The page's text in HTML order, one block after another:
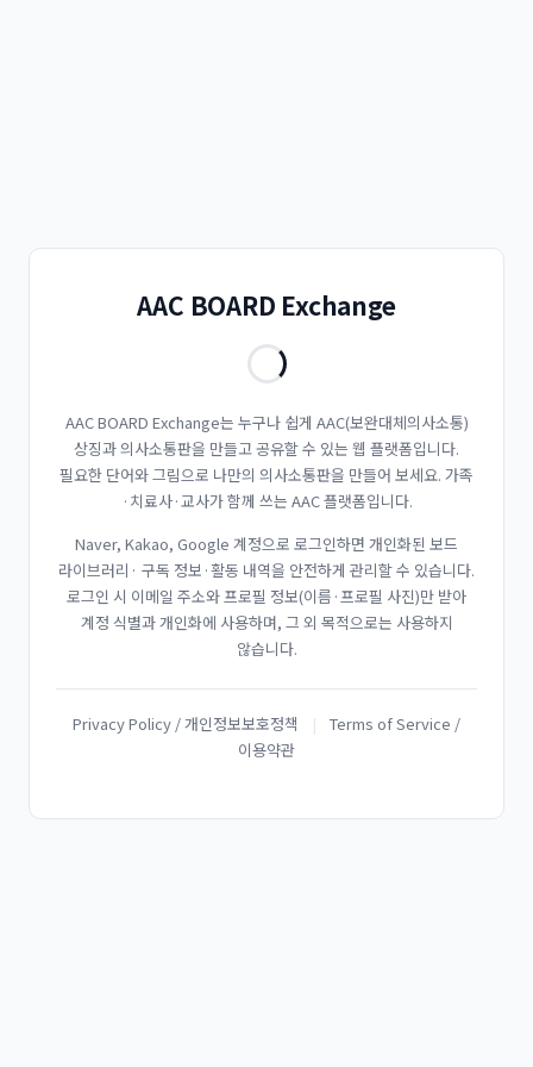
AAC BOARD Exchange
AAC BOARD Exchange는 누구나 쉽게 AAC(보완대체의사소통)
상징과 의사소통판을 만들고 공유할 수 있는 웹 플랫폼입니다.
필요한 단어와 그림으로 나만의 의사소통판을 만들어 보세요. 가족
·치료사·교사가 함께 쓰는 AAC 플랫폼입니다.
Naver, Kakao, Google 계정으로 로그인하면 개인화된 보드
라이브러리· 구독 정보·활동 내역을 안전하게 관리할 수 있습니다.
로그인 시 이메일 주소와 프로필 정보(이름·프로필 사진)만 받아
계정 식별과 개인화에 사용하며, 그 외 목적으로는 사용하지
않습니다.
Privacy Policy / 개인정보보호정책 |
Terms of Service /
이용약관